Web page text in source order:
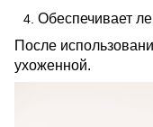
Обеспечивает
После
ухоженной.